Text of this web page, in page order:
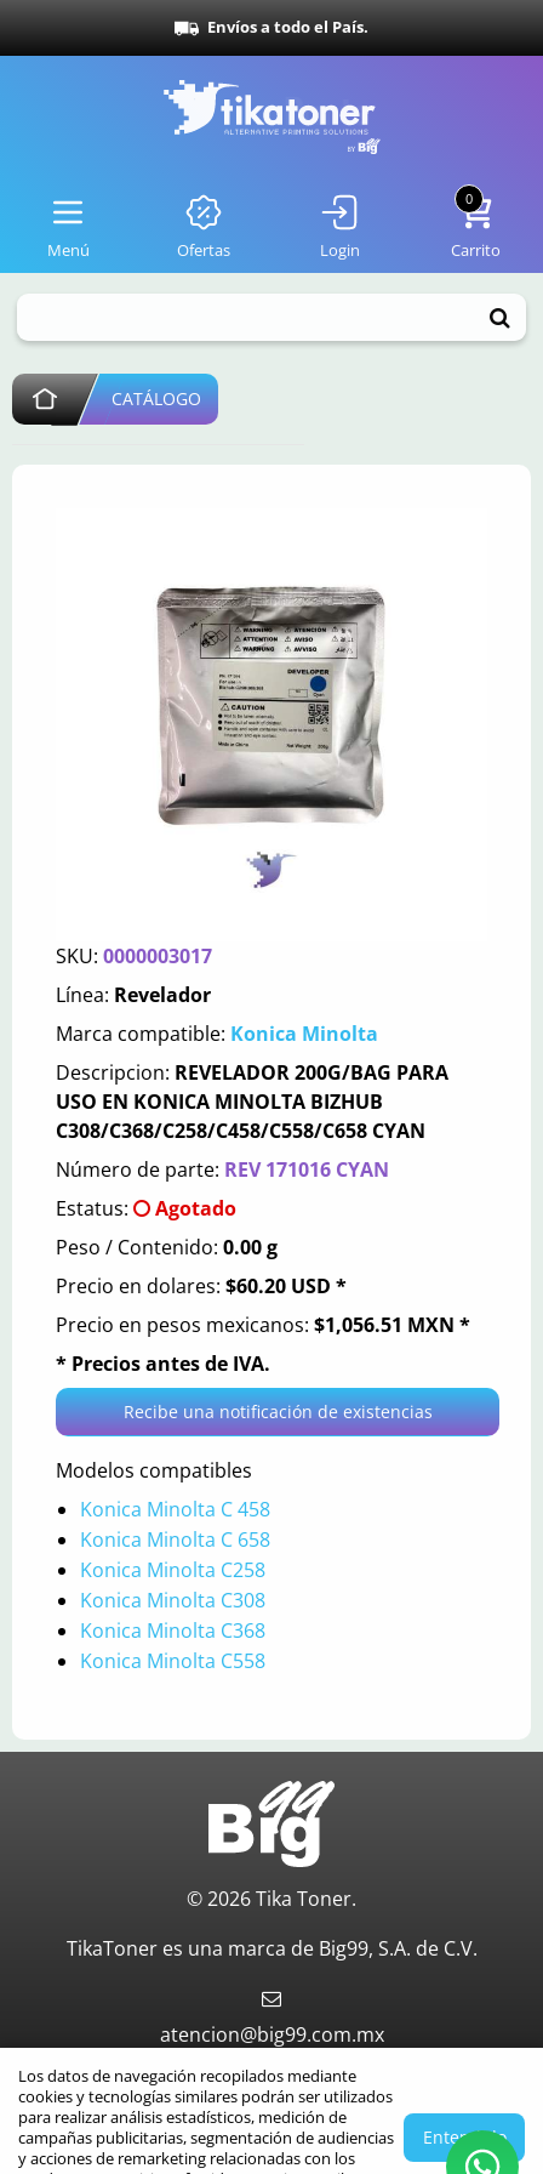
Envíos a todo el País.
Menú Ofertas Login Carrito
0
CATÁLOGO
SKU: 0000003017
Línea: Revelador
Marca compatible: Konica Minolta
Descripcion: REVELADOR 200G/BAG PARA
USO EN KONICA MINOLTA BIZHUB
C308/C368/C258/C458/C558/C658 CYAN
Número de parte: REV 171016 CYAN
Estatus:
Agotado
Peso / Contenido: 0.00 g
Precio en dolares: $60.20 USD *
Precio en pesos mexicanos: $1,056.51 MXN *
* Precios antes de IVA.
Recibe una notificación de existencias
Modelos compatibles
Konica Minolta C 458
Konica Minolta C 658
Konica Minolta C258
Konica Minolta C308
Konica Minolta C368
Konica Minolta C558
© 2026 Tika Toner.
TikaToner es una marca de Big99, S.A. de C.V.
atencion@big99.com.mx
Aviso de privacidad
Políticas de venta
Los datos de navegación recopilados mediante
cookies y tecnologías similares podrán ser utilizados
para realizar análisis estadísticos, medición de
campañas publicitarias, segmentación de audiencias
y acciones de remarketing relacionadas con los
Entendido